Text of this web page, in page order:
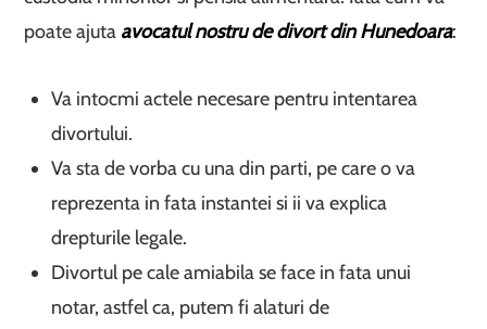
poate ajuta avocatul nostru de divort din Hunedoara:
Va intocmi actele necesare pentru intentarea
divortului.
Va sta de vorba cu una din parti, pe care o va
reprezenta in fata instantei si ii va explica
drepturile legale.
Divortul pe cale amiabila se face in fata unui
notar, astfel ca, putem fi alaturi de